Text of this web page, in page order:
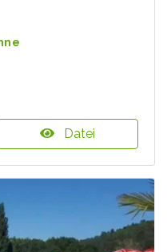
Datei